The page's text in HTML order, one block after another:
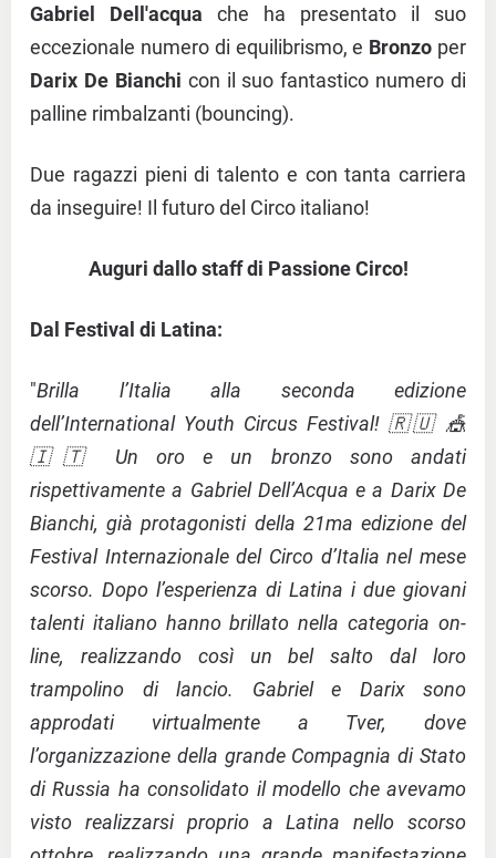
Gabriel Dell'acqua che ha presentato il suo
eccezionale numero di equilibrismo, e Bronzo per
Darix De Bianchi con il suo fantastico numero di
palline rimbalzanti (bouncing).
Due ragazzi pieni di talento e con tanta carriera
da inseguire! Il futuro del Circo italiano!
Auguri dallo staff di Passione Circo!
Dal Festival di Latina:
"Brilla l’Italia alla seconda edizione
dell’International Youth Circus Festival! 🇷🇺 🎪
🇮🇹 Un oro e un bronzo sono andati
rispettivamente a Gabriel Dell’Acqua e a Darix De
Bianchi, già protagonisti della 21ma edizione del
Festival Internazionale del Circo d’Italia nel mese
scorso. Dopo l’esperienza di Latina i due giovani
talenti italiano hanno brillato nella categoria on-
line, realizzando così un bel salto dal loro
trampolino di lancio. Gabriel e Darix sono
approdati virtualmente a Tver, dove
l’organizzazione della grande Compagnia di Stato
di Russia ha consolidato il modello che avevamo
visto realizzarsi proprio a Latina nello scorso